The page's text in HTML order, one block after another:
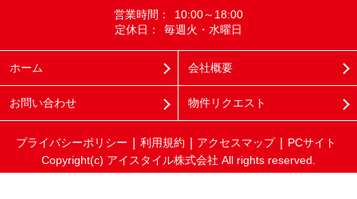
営業時間：
10:00～18:00
定休日：
毎週火・水曜日
ホーム 会社概要
お問い合わせ 物件リクエスト
プライバシーポリシー 利用規約 アクセスマップ
PCサイト
Copyright(c) アイスタイル株式会社 All rights reserved.